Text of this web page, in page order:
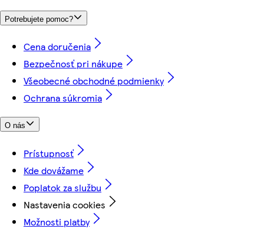
Potrebujete pomoc?
Cena doručenia
Bezpečnosť pri nákupe
Všeobecné obchodné podmienky
Ochrana súkromia
O nás
Prístupnosť
Kde dovážame
Poplatok za službu
Nastavenia cookies
Možnosti platby